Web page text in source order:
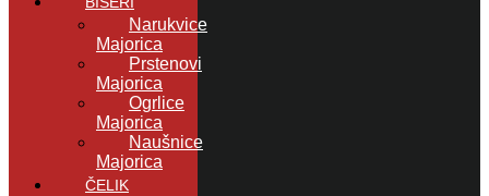
Narukvice
Majorica
Prstenovi
Majorica
Ogrlice
Majorica
Naušnice
Majorica
ČELIK